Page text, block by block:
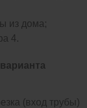
из дома;
4.
(вход трубы)